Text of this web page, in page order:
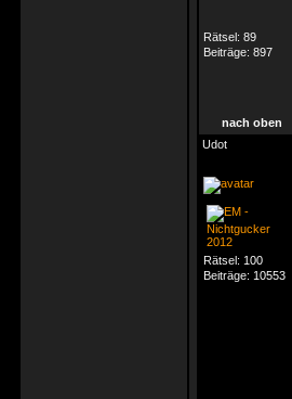
Rätsel: 89
Beiträge: 897
nach oben
Udot
Rätsel: 100
Beiträge: 10553